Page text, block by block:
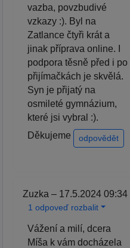
vazba, povzbudivé
vzkazy :). Byl na
Zatlance čtyři krát a
jinak příprava online. I
podpora těsně před i po
přijímačkách je skvělá.
Syn je přijatý na
osmileté gymnázium,
které jsi vybral :).
Děkujeme
odpovědět
Zuzka – 17.5.2024 09:34
1 odpoveď rozbalit
Vážení a milí, dcera
Míša k vám docházela